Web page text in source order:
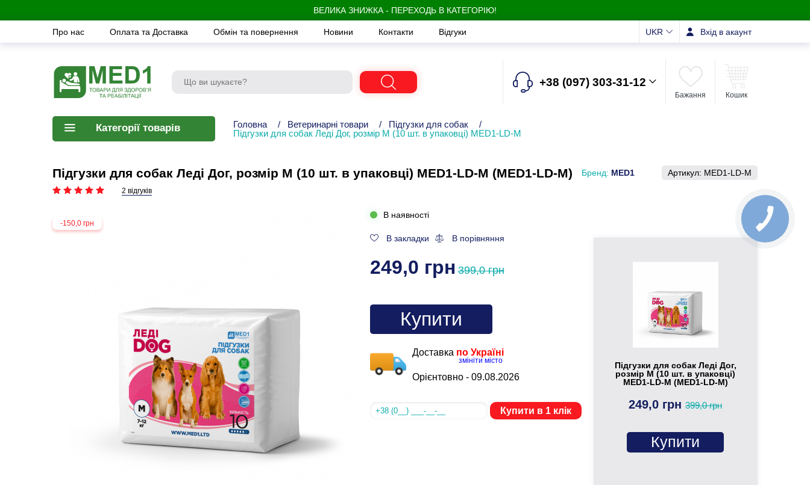
ВЕЛИКА ЗНИЖКА - ПЕРЕХОДЬ В КАТЕГОРІЮ!
Про нас Оплата та Доставка Обмін та повернення Новини Контакти Відгуки UKR Вхід в акаунт
+38 (097) 303-31-12
Бажання Кошик
Категорії товарів Головна / Ветеринарні товари / Підгузки для собак
/
Підгузки для собак Леді Дог, розмір M (10 шт. в упаковці) MED1-LD-M
Підгузки для собак Леді Дог, розмір M (10 шт. в упаковці) MED1-LD-M (MED1-LD-M) Бренд: MED1 Артикул: MED1-LD-M
2 відгуків
-150,0 грн
В наявності
В закладки В порівняння
249,0 грн 399,0 грн
Купити
Доставка по Україні
змініти місто
Орієнтовно - 09.08.2026
Купити в 1 клік
Підгузки для собак Леді Дог,
розмір M (10 шт. в упаковці)
MED1-LD-M (MED1-LD-M)
249,0 грн399,0 грн
Купити